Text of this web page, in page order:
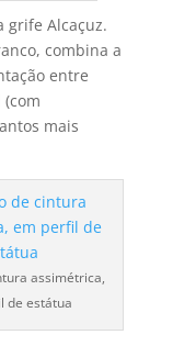
grife Alcaçuz.
combina a
entre
mais
assimétrica,
de estátua